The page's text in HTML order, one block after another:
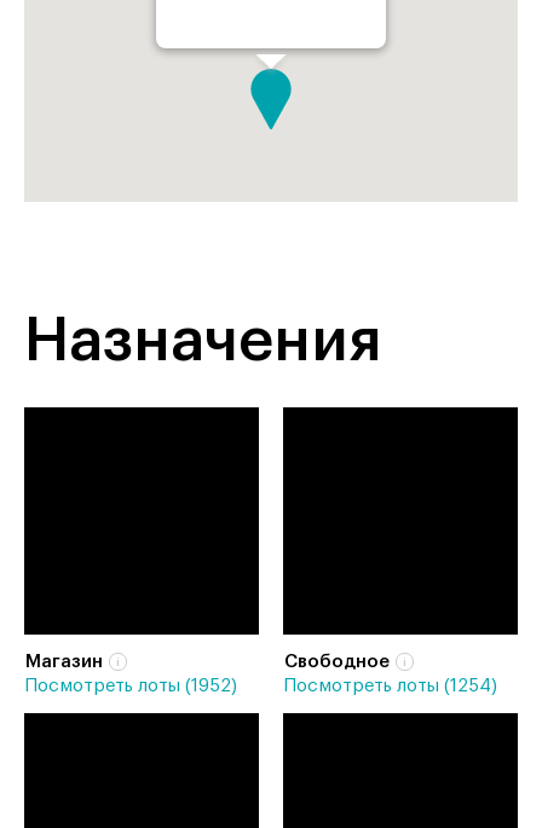
Назначения
Магазин
Посмотреть лоты (1952)
Свободное
Посмотреть лоты (1254)